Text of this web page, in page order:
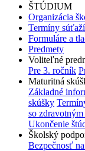
ŠTÚDIUM
Organizácia
Termíny súťaží
Formuláre a
Predmety
Voliteľné
Pre 3. ročník
Maturitná
Základné
skúšky
so
Ukončenie
Školský
Bezpečnosť